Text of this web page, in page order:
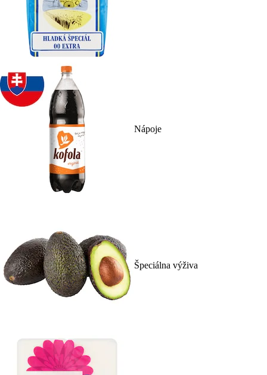
Nápoje
Špeciálna výživa